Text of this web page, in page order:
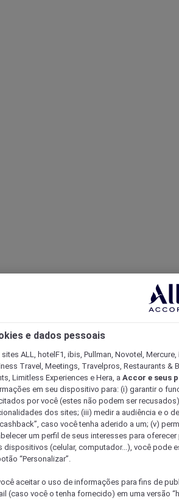
e dados pessoais
ALL, hotelF1, ibis, Pullman, Novotel,
Travel, Meetings, Travelpros, Restaurants &
Limitless Experiences e Hera, a Accor e seus
em seu dispositivo para: (i) garantir o
por você (estes não podem ser
dos sites; (iii) medir a audiência e o
caso você tenha aderido a um; (v)
um perfil de seus interesses para
dispositivos (celular, computador...), você pode
“Personalizar”.
aceitar o uso de informações para fins de
(caso você o tenha fornecido) em uma versão